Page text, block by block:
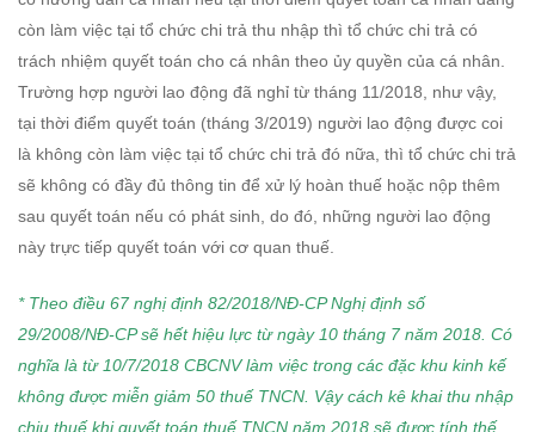
còn làm việc tại tổ chức chi trả thu nhập thì tổ chức chi trả có
trách nhiệm quyết toán cho cá nhân theo ủy quyền của cá nhân.
Trường hợp người lao động đã nghỉ từ tháng 11/2018, như vậy,
tại thời điểm quyết toán (tháng 3/2019) người lao động được coi
là không còn làm việc tại tổ chức chi trả đó nữa, thì tổ chức chi trả
sẽ không có đầy đủ thông tin để xử lý hoàn thuế hoặc nộp thêm
sau quyết toán nếu có phát sinh, do đó, những người lao động
này trực tiếp quyết toán với cơ quan thuế.
* Theo điều 67 nghị định 82/2018/NĐ-CP Nghị định số
29/2008/NĐ-CP sẽ hết hiệu lực từ ngày 10 tháng 7 năm 2018. Có
nghĩa là từ 10/7/2018 CBCNV làm việc trong các đặc khu kinh kế
không được miễn giảm 50 thuế TNCN. Vậy cách kê khai thu nhập
chịu thuế khi quyết toán thuế TNCN năm 2018 sẽ được tính thế